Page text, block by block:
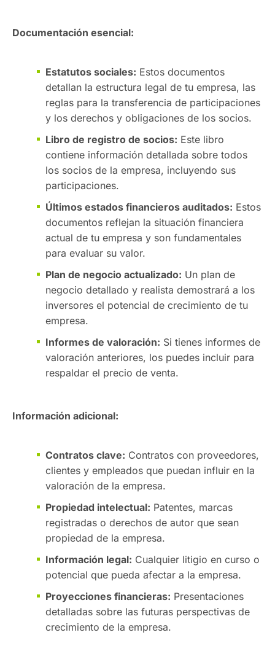
Documentación esencial:
Estatutos sociales: Estos documentos
detallan la estructura legal de tu empresa, las
reglas para la transferencia de participaciones
y los derechos y obligaciones de los socios.
Libro de registro de socios: Este libro
contiene información detallada sobre todos
los socios de la empresa, incluyendo sus
participaciones.
Últimos estados financieros auditados: Estos
documentos reflejan la situación financiera
actual de tu empresa y son fundamentales
para evaluar su valor.
Plan de negocio actualizado: Un plan de
negocio detallado y realista demostrará a los
inversores el potencial de crecimiento de tu
empresa.
Informes de valoración: Si tienes informes de
valoración anteriores, los puedes incluir para
respaldar el precio de venta.
Información adicional:
Contratos clave: Contratos con proveedores,
clientes y empleados que puedan influir en la
valoración de la empresa.
Propiedad intelectual: Patentes, marcas
registradas o derechos de autor que sean
propiedad de la empresa.
Información legal: Cualquier litigio en curso o
potencial que pueda afectar a la empresa.
Proyecciones financieras: Presentaciones
detalladas sobre las futuras perspectivas de
crecimiento de la empresa.